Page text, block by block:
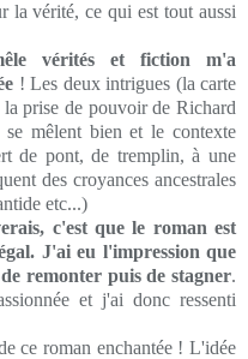
la vérité, ce qui est tout aussi
vérités et fiction m'a
! Les deux intrigues (la carte
prise de pouvoir de Richard
mêlent bien et le contexte
de pont, de tremplin, à une
des croyances ancestrales
etc...)
c'est que le roman est
J'ai eu l'impression que
remonter puis de stagner.
et j'ai donc ressenti
ce roman enchantée ! L'idée